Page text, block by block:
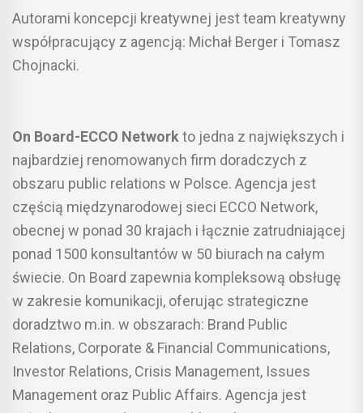
Autorami koncepcji kreatywnej jest team kreatywny
współpracujący z agencją: Michał Berger i Tomasz
Chojnacki.
On Board-ECCO Networkto jedna z największych i
najbardziej renomowanych firm doradczych z
obszaru public relations w Polsce. Agencja jest
częścią międzynarodowej sieci ECCO Network,
obecnej w ponad 30 krajach i łącznie zatrudniającej
ponad 1500 konsultantów w 50 biurach na całym
świecie. On Board zapewnia kompleksową obsługę
w zakresie komunikacji, oferując strategiczne
doradztwo m.in. w obszarach: Brand Public
Relations, Corporate & Financial Communications,
Investor Relations, Crisis Management, Issues
Management oraz Public Affairs. Agencja jest